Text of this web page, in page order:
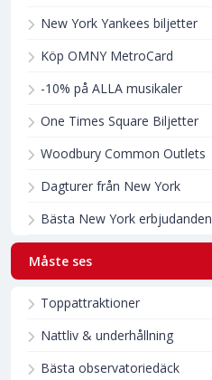
New York Yankees biljetter
Köp OMNY MetroCard
-10% på ALLA musikaler
One Times Square Biljetter
Woodbury Common Outlets
Dagturer från New York
Bästa New York erbjudanden
Måste ses
Toppattraktioner
Nattliv & underhållning
Bästa observatoriedäck